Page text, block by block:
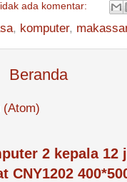
ada komentar:
, komputer,
Beranda
(Atom)
2 kepala 12
CNY1202